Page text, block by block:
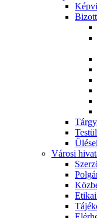
Városi